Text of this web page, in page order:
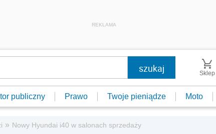
REKLAMA
Sklep
publiczny Prawo Twoje pieniądze Moto
» Nowy Hyundai i40 w salonach sprzedaży